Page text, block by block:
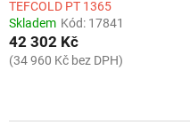
TEFCOLD PT 1365
Skladem Kód: 17841
42 302 Kč
(34 960 Kč bez DPH)